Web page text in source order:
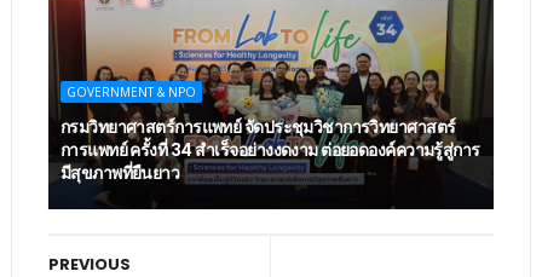
GOVERNMENT & NPO
กรมวิทยาศาสตร์การแพทย์ จัดประชุมวิชาการวิทยาศาสตร์
การแพทย์ ครั้งที่ 34 สำเร็จอย่างงดงาม ต่อยอดองค์ความรู้สู่การ
มีสุขภาพที่ยืนยาว
PREVIOUS